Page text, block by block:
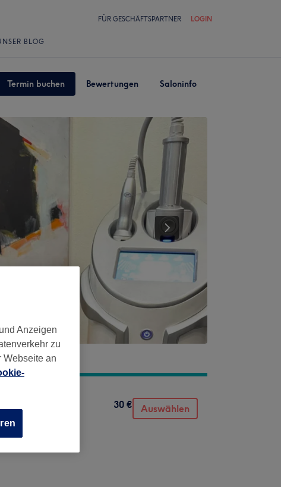
FÜR GESCHÄFTSPARTNER LOGIN
BLOG
Termin buchen Bewertungen Saloninfo
30 € Auswählen
Anzeigen
zu
Webseite an